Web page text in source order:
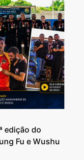
edição do
Fu e Wushu